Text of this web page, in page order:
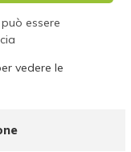
essere
vedere le